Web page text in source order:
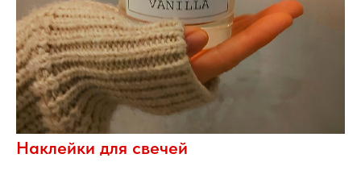
Наклейки для свечей